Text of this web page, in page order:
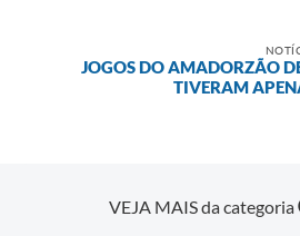
JOGOS DO AMADORZÃO
TIVERAM
VEJA MAIS da categoria